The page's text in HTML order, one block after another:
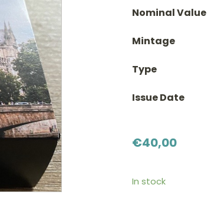
Nominal Value
Mintage
Type
Issue Date
€40,00
In stock